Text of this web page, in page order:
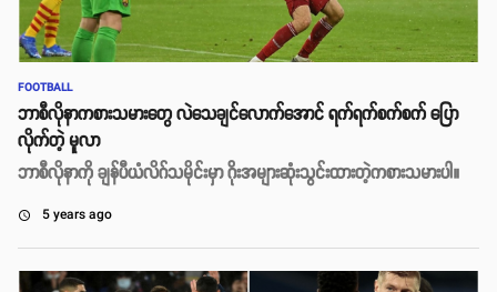
FOOTBALL
ဘာစီလိုနာကစားသမားတွေ လဲသေချင်လောက်အောင် ရက်ရက်စက်စက် ပြော
လိုက်တဲ့ မူလာ
ဘာစီလိုနာကို ချန်ပီယံလိဂ်သမိုင်းမှာ ဂိုးအများဆုံးသွင်းထားတဲ့ကစားသမားပါ။
access_time 5 years ago